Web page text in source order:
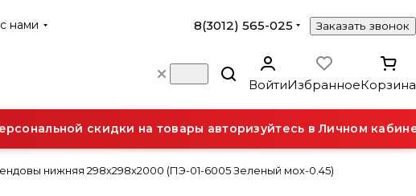
нами 8(3012) 565-025 Заказать звонок
ВойтиИзбранноеКорзина
скидки на товары авторизуйтесь в Личном
нижняя 298х298х2000 (ПЭ-01-6005 Зеленый мох-0.45)